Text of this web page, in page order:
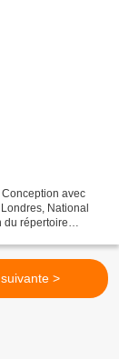
avec
National
du répertoire
>